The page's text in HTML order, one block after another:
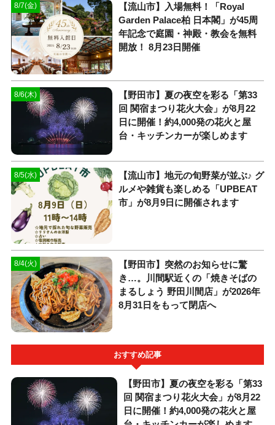
8/7(金)
【流山市】入場無料！「Royal
Garden Palace柏 日本閣」が45周
年記念で庭園・神殿・教会を無料
開放！ 8月23日開催
8/6(木)
【野田市】夏の夜空を彩る「第33
回 関宿まつり花火大会」が8月22
日に開催！約4,000発の花火と屋
台・キッチンカーが楽しめます
8/5(水)
【流山市】地元の旬野菜が並ぶ♪ グ
ルメや雑貨も楽しめる「UPBEAT
市」が8月9日に開催されます
8/4(火)
【野田市】突然のお知らせに驚
き…。川間駅近くの「焼きそばの
まるしょう 野田川間店」が2026年
8月31日をもって閉店へ
おすすめ記事
【野田市】夏の夜空を彩る「第33
回 関宿まつり花火大会」が8月22
日に開催！約4,000発の花火と屋